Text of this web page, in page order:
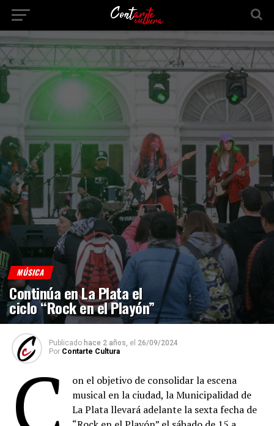
MÚSICA
Continúa en La Plata el
ciclo “Rock en el Playón”
Publicado hace 2 años, el 26/09/2024
Por Contarte Cultura
on el objetivo de consolidar la escena
musical en la ciudad, la Municipalidad de
La Plata llevará adelante la sexta fecha de